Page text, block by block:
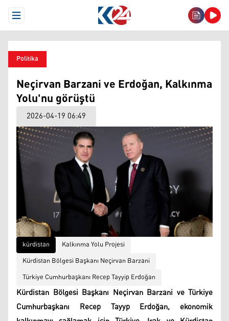
Open Menu
Politika
Neçirvan Barzani ve Erdoğan, Kalkınma
Yolu'nu görüştü
2026-04-19 06:49
kürdistan
Kalkınma Yolu Projesi
Kürdistan Bölgesi Başkanı Neçirvan Barzani
Türkiye Cumhurbaşkanı Recep Tayyip Erdoğan
Kürdistan Bölgesi Başkanı Neçirvan Barzani ve Türkiye
Cumhurbaşkanı Recep Tayyp Erdoğan, ekonomik